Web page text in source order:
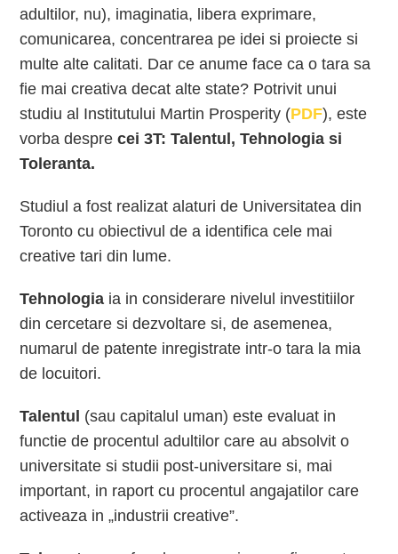
adultilor, nu), imaginatia, libera exprimare,
comunicarea, concentrarea pe idei si proiecte si
multe alte calitati. Dar ce anume face ca o tara sa
fie mai creativa decat alte state? Potrivit unui
studiu al Institutului Martin Prosperity (PDF), este
vorba desprecei 3T: Talentul, Tehnologia si
Toleranta.
Studiul a fost realizat alaturi de Universitatea din
Toronto cu obiectivul de a identifica cele mai
creative tari din lume.
Tehnologia ia in considerare nivelul investitiilor
din cercetare si dezvoltare si, de asemenea,
numarul de patente inregistrate intr-o tara la mia
de locuitori.
Talentul (sau capitalul uman) este evaluat in
functie de procentul adultilor care au absolvit o
universitate si studii post-universitare si, mai
important, in raport cu procentul angajatilor care
activeaza in „industrii creative”.